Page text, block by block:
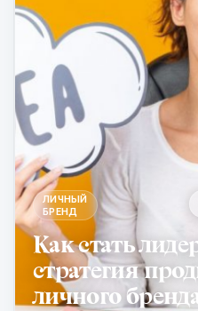
ЛИЧНЫЙ
БРЕНД
Как стать
стратегия
личного